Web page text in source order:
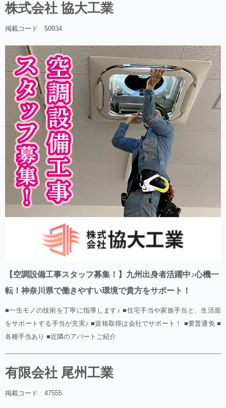
株式会社 協大工業
掲載コード 50934
【空調設備工事スタッフ募集！】九州出身者活躍中♪心機一
転！神奈川県で働きやすい環境で貴方をサポート！
■一生モノの技術を丁寧に指導します♪ ■住宅手当や家族手当と、生活面
をサポートする手当が充実♪ ■資格取得は会社でサポート！ ■要普通免 ■
各種手当あり ■近隣のアパートご紹介
有限会社 尾州工業
掲載コード 47555